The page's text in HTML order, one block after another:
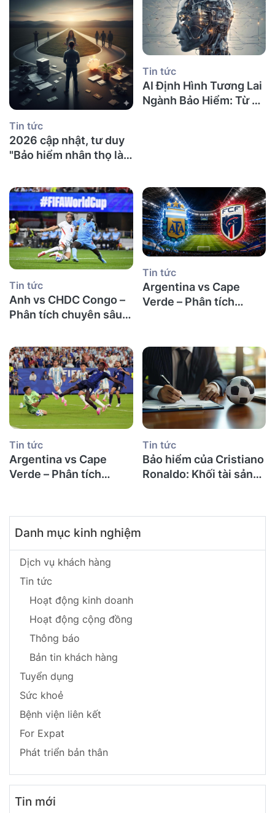
Tin tức
2026 cập nhật, tư duy
"Bảo hiểm nhân thọ là
xác suất gõ cửa, sự
chuẩn bị mới là tài sản
thực sự
Tin tức
AI Định Hình Tương Lai
Ngành Bảo Hiểm: Từ Tự
Tin tức
Anh vs CHDC Congo –
Phân tích chuyên sâu
đấu vòng 32 đội World
Cup 2026
Tin tức
Argentina vs Cape
Verde – Phân tích
32 đội World Cup 2026
Tin tức
Argentina vs Cape
Verde – Phân tích
32 đội World Cup 2026
Copy
Tin tức
Bảo hiểm của Cristiano
Ronaldo: Khối tài sản
Danh mục kinh nghiệm
Dịch vụ khách hàng
Tin tức
Hoạt động kinh doanh
Hoạt động cộng đồng
Thông báo
Bản tin khách hàng
Tuyển dụng
Sức khoẻ
Bệnh viện liên kết
For Expat
Phát triển bản thân
Tin mới